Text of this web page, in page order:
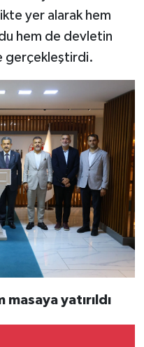
yer alarak hem
hem de devletin
gerçekleştirdi.
yatırıldı